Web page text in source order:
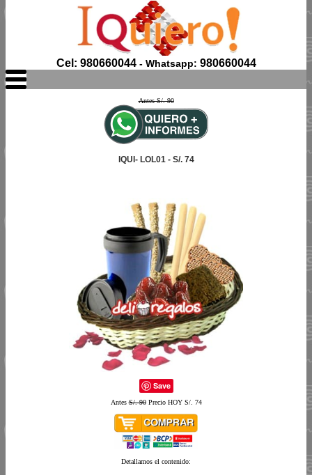
Cel: 980660044- Whatsapp: 980660044
Antes S/. 90
IQUI- LOL01 - S/. 74
Save
AntesS/. 90Precio HOY S/. 74
Detallamos el contenido: